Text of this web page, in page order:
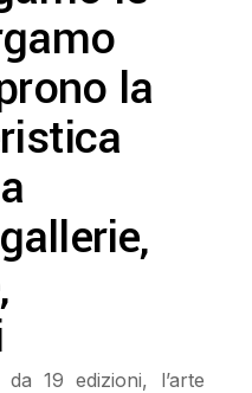
la
19 edizioni, l’arte